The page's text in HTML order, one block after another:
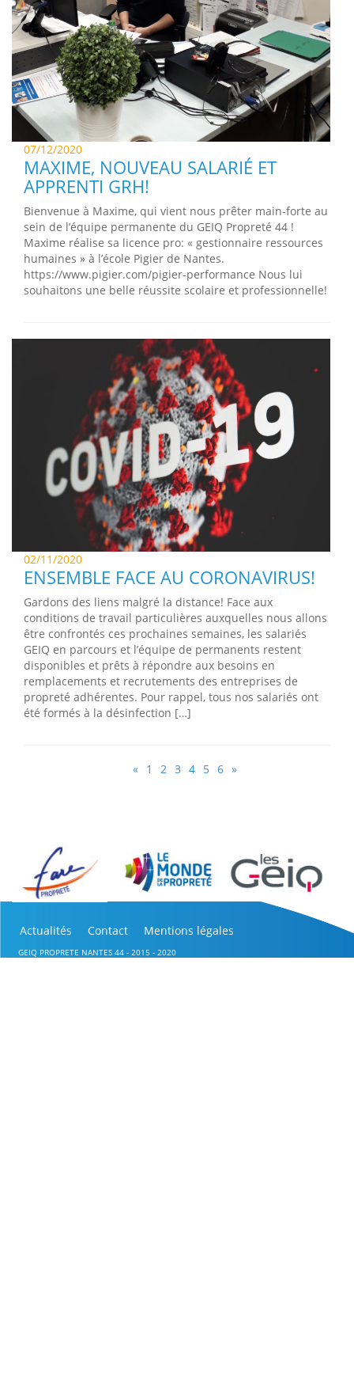
07/12/2020
MAXIME, NOUVEAU SALARIÉ ET
APPRENTI GRH!
Bienvenue à Maxime, qui vient nous prêter main-forte au
sein de l’équipe permanente du GEIQ Propreté 44 !
Maxime réalise sa licence pro: « gestionnaire ressources
humaines » à l’école Pigier de Nantes.
https://www.pigier.com/pigier-performance Nous lui
souhaitons une belle réussite scolaire et professionnelle!
02/11/2020
ENSEMBLE FACE AU CORONAVIRUS!
Gardons des liens malgré la distance! Face aux
conditions de travail particulières auxquelles nous allons
être confrontés ces prochaines semaines, les salariés
GEIQ en parcours et l’équipe de permanents restent
disponibles et prêts à répondre aux besoins en
remplacements et recrutements des entreprises de
propreté adhérentes. Pour rappel, tous nos salariés ont
été formés à la désinfection […]
« 1 2 3 4 5 6 »
Actualités Contact Mentions légales
GEIQ PROPRETE NANTES 44 - 2015 - 2020